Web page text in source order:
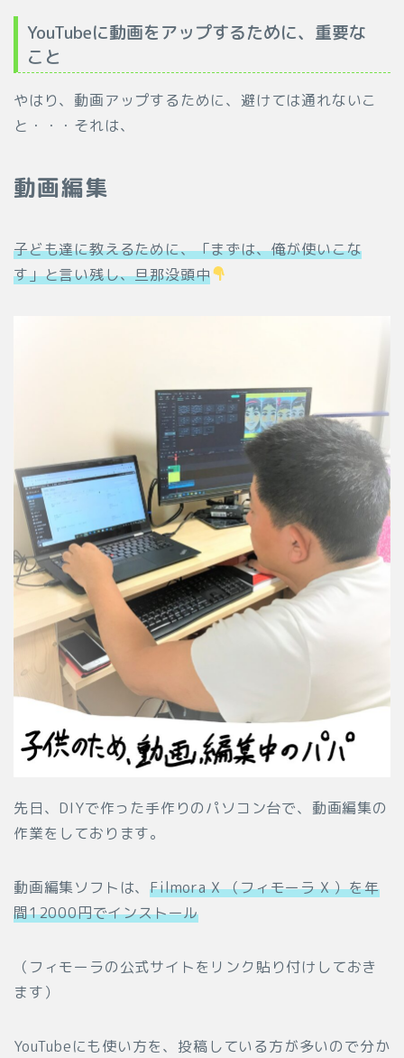
YouTubeに動画をアップするために、重要な
こと
やはり、動画アップするために、避けては通れないこ
と・・・それは、
動画編集
子ども達に教えるために、「まずは、俺が使いこな
す」と言い残し、旦那没頭中
先日、DIYで作った手作りのパソコン台で、動画編集の
作業をしております。
動画編集ソフトは、Filmora X （フィモーラ X ）を年
間12000円でインストール
（フィモーラの公式サイトをリンク貼り付けしておき
ます）
YouTubeにも使い方を、投稿している方が多いので分か